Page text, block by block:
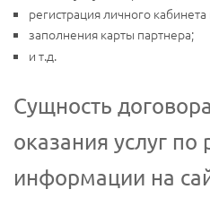
регистрация личного кабинета
заполнения карты партнера;
и т.д.
Сущность
оказания услуг
информации на